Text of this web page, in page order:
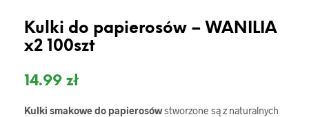
Kulki do papierosów – WANILIA
x2 100szt
14.99 zł
Kulki smakowe do papierosówstworzone są z naturalnych